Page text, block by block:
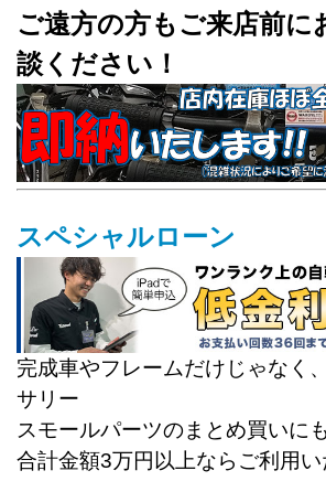
ご遠方の方もご来店前に
談ください！
スペシャルローン
完成車やフレームだけじゃなく
サリー
スモールパーツのまとめ買いに
合計金額3万円以上ならご利用い